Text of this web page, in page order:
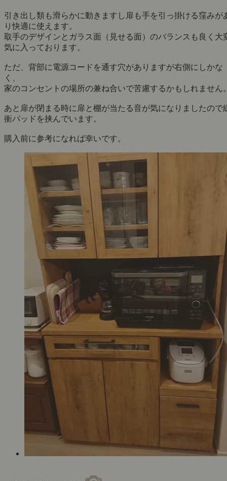
引き出し類も滑らかに動きますし扉も手を引っ掛ける窪みが
り快適に使えます。
取手のデザインとガラス面（見せる面）のバランスも良く大
気に入っております。
ただ、背部に電源コードを通す穴がありますが右側にしかな
く、
家のコンセントの場所の兼ね合いで苦慮するかもしれません
あと扉が閉まる時に扉と棚が当たる音が気になりましたので
衝パッドを挟んでいます。
購入前に参考になれば幸いです。